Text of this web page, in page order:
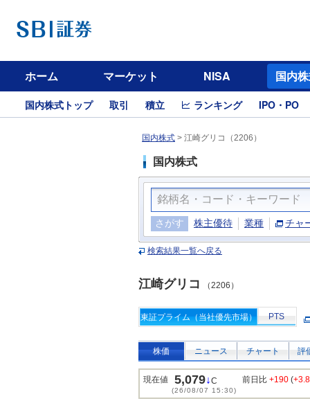
ホーム マーケット NISA 国内
国内株式トップ 取引 積立 ランキング IPO・PO
国内株式 > 江崎グリコ（2206）
国内株式
さがす 株主優待 業種 チャ
検索結果一覧へ戻る
江崎グリコ （2206）
東証プライム（当社優先市場） PTS
株価 ニュース チャート 評
現在値 5,079↓C
(26/08/07 15:30)
前日比 +190 (